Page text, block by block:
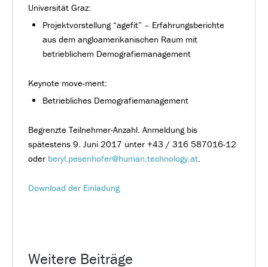
Universität Graz:
Projektvorstellung “agefit” – Erfahrungsberichte
aus dem angloamerikanischen Raum mit
betrieblichem Demografiemanagement
Keynote move-ment:
Betriebliches Demografiemanagement
Begrenzte Teilnehmer-Anzahl. Anmeldung bis
spätestens 9. Juni 2017 unter +43 / 316 587016-12
oder beryl.pesenhofer@human.technology.at.
Download der Einladung
Weitere Beiträge